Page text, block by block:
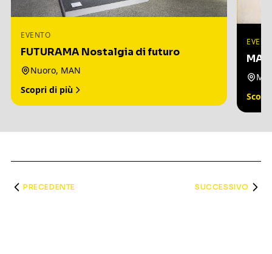
EVENTO
FUTURAMA Nostalgia di futuro
Nuoro, MAN
Scopri di più
PRECEDENTE SUCCESSIVO